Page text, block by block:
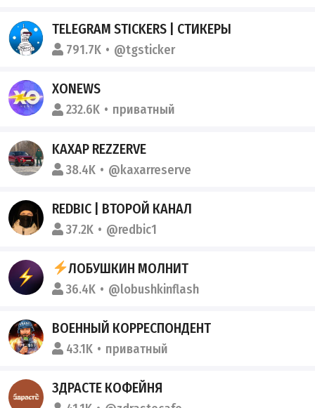
TELEGRAM STICKERS | СТИКЕРЫ
791.7K @tgsticker
XONEWS
232.6K приватный
KAXAP REZZERVE
38.4K @kaxarreserve
REDBIC | ВТОРОЙ КАНАЛ
37.2K @redbic1
ЛОБУШКИН МОЛНИТ
36.4K @lobushkinflash
ВОЕННЫЙ КОРРЕСПОНДЕНТ
43.1K приватный
ЗДРАСТЕ КОФЕЙНЯ